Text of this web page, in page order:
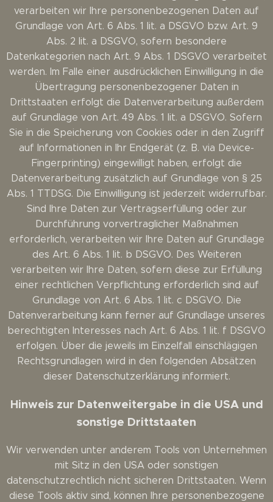
verarbeiten wir Ihre personenbezogenen Daten auf
Grundlage von Art. 6 Abs. 1 lit. a DSGVO bzw. Art. 9
Abs. 2 lit. a DSGVO, sofern besondere
Datenkategorien nach Art. 9 Abs. 1 DSGVO verarbeitet
werden. Im Falle einer ausdrücklichen Einwilligung in die
Übertragung personenbezogener Daten in
Drittstaaten erfolgt die Datenverarbeitung außerdem
auf Grundlage von Art. 49 Abs. 1 lit. a DSGVO. Sofern
Sie in die Speicherung von Cookies oder in den Zugriff
auf Informationen in Ihr Endgerät (z. B. via Device-
Fingerprinting) eingewilligt haben, erfolgt die
Datenverarbeitung zusätzlich auf Grundlage von § 25
Abs. 1 TTDSG. Die Einwilligung ist jederzeit widerrufbar.
Sind Ihre Daten zur Vertragserfüllung oder zur
Durchführung vorvertraglicher Maßnahmen
erforderlich, verarbeiten wir Ihre Daten auf Grundlage
des Art. 6 Abs. 1 lit. b DSGVO. Des Weiteren
verarbeiten wir Ihre Daten, sofern diese zur Erfüllung
einer rechtlichen Verpflichtung erforderlich sind auf
Grundlage von Art. 6 Abs. 1 lit. c DSGVO. Die
Datenverarbeitung kann ferner auf Grundlage unseres
berechtigten Interesses nach Art. 6 Abs. 1 lit. f DSGVO
erfolgen. Über die jeweils im Einzelfall einschlägigen
Rechtsgrundlagen wird in den folgenden Absätzen
dieser Datenschutzerklärung informiert.
Hinweis zur Datenweitergabe in die USA und
sonstige Drittstaaten
Wir verwenden unter anderem Tools von Unternehmen
mit Sitz in den USA oder sonstigen
datenschutzrechtlich nicht sicheren Drittstaaten. Wenn
diese Tools aktiv sind, können Ihre personenbezogene